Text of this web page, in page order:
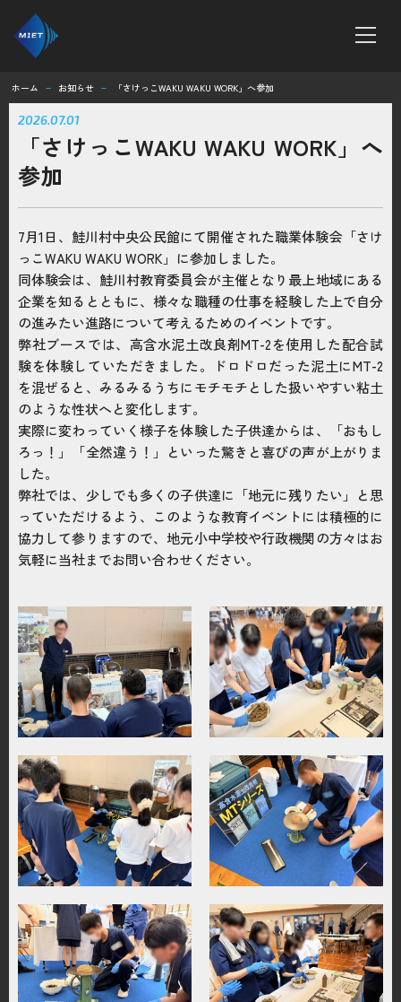
ホーム remove お知らせ remove 「さけっこWAKU WAKU WORK」へ参加
2026.07.01
「さけっこWAKU WAKU WORK」へ
参加
7月1日、鮭川村中央公民館にて開催された職業体験会「さけ
っこWAKU WAKU WORK」に参加しました。
同体験会は、鮭川村教育委員会が主催となり最上地域にある
企業を知るとともに、様々な職種の仕事を経験した上で自分
の進みたい進路について考えるためのイベントです。
弊社ブースでは、高含水泥土改良剤MT-2を使用した配合試
験を体験していただきました。ドロドロだった泥土にMT-2
を混ぜると、みるみるうちにモチモチとした扱いやすい粘土
のような性状へと変化します。
実際に変わっていく様子を体験した子供達からは、「おもし
ろっ！」「全然違う！」といった驚きと喜びの声が上がりま
した。
弊社では、少しでも多くの子供達に「地元に残りたい」と思
っていただけるよう、このような教育イベントには積極的に
協力して参りますので、地元小中学校や行政機関の方々はお
気軽に当社までお問い合わせください。
ホーム
MTシリーズ
企業情報
求人情報
お知らせ
お問い合わせはこちら